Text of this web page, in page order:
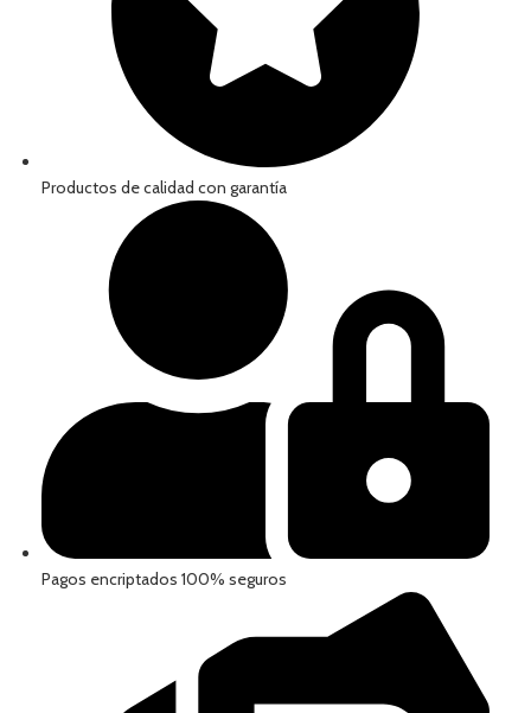
Productos de calidad con garantía
Pagos encriptados 100% seguros